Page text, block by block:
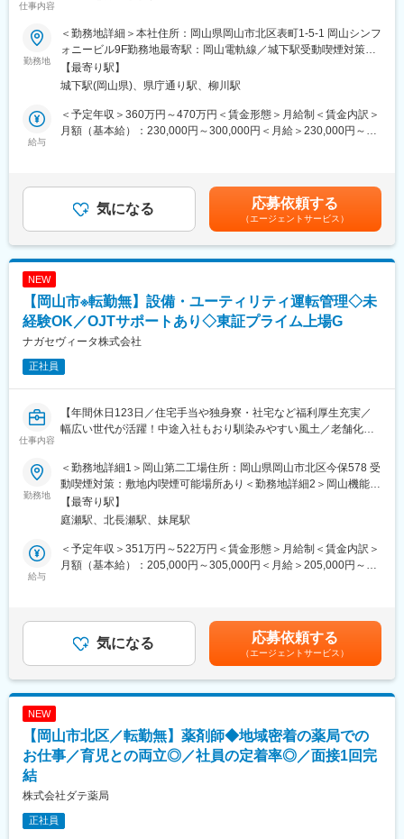
＜勤務場所について＞
本社は岡山のランドマークである岡山シンフォニービルの9階。
シンフォニービルをぐるりと囲む大きな窓からは、岡山のまちを
日本三大庭園の一つ後楽園内にある岡山城もオフィス内から見え
ます。
変更の範囲：会社の定める業務
仕事内容
◎景気に左右されないストックビジネス
◎グループ法人7社を支えるポジションです。
◎経験に合わせて、業務をお任せ
◎全国87拠点展開！！
◎転勤なし
◎30代社長であり、会社と共に成長いただける方を募集しま
す！！
・決算処理、月次決算処理
・各種支払管理
財務経理課 6名（男性3名、女性3名）
■グループの特徴：
・売り上げ105億円／社員数約1,100名
本社は岡山のランドマークである岡山シンフォニービルの9階。
シンフォニービルをぐるりと囲む大きな窓からは、岡山のまちを
一望でき、開放的な気分で働けます。
日本三大庭園の一つ後楽園内にある岡山城もオフィス内から見え
・シンフォニービル1階にコンビニ、書店あり。
・近くには、商店街・百貨店・銀行・郵便局があり便利です。
勤務地
＜勤務地詳細＞本社住所：岡山県岡山市北区表町1-5-1 岡山シンフ
ォニービル9F勤務地最寄駅：岡山電軌線／城下駅受動喫煙対策：
屋内喫煙可能場所あり変更の範囲：無
【最寄り駅】
城下駅(岡山県)、県庁通り駅、柳川駅
給与
＜予定年収＞360万円～470万円＜賃金形態＞月給制＜賃金内訳＞
月額（基本給）：230,000円～300,000円＜月給＞230,000円～
気になる 応募依頼する
（エージェントサービス）
NEW
【岡山市※転勤無】設備・ユーティリティ運転管理◇未
経験OK／OJTサポートあり◇東証プライム上場G
ナガセヴィータ株式会社
正社員
仕事内容
【年間休日123日／住宅手当や独身寮・社宅など福利厚生充実／
幅広い世代が活躍！中途入社もおり馴染みやすい風土／老舗化学
・工場関係の排水運転業務(・監視業務・薬剤補充・脱水機調整・
pH管理（廃薬液処分）・各計器校正、確認・資材受取、現場搬入)
・ボイラー運転業務(・ボイラー監視業務・軟水装置再生、薬剤補
充・現場点検、確認※遠隔改造でも点検義務有)
・変電所業務(・常駐監視業務・特高変電所点検・場内変電設備点
検・力率監視操作・特高変電所操作)
・書類業務（・大気汚染関係・排水運転まとめ・原動関連官庁申
請業務・環境測定・手順書作成、改訂・提案、５Ｓ、ＨＨＫ）
す。2012年にNAGASEグループの一員となり、情報収集や市場開
拓、販売、物流等、商社・長瀬産業が有する幅広い機能のバック
へも踏み出したいと考えています。
（2）当社を特徴付けている酵素、微生物、糖質、色素に関する技
勤務地
＜勤務地詳細1＞岡山第二工場住所：岡山県岡山市北区今保578 受
動喫煙対策：敷地内喫煙可能場所あり＜勤務地詳細2＞岡山機能糖
質工場住所：岡山市北区今保578 受動喫煙対策：敷地内喫煙可能
場所あり変更の範囲：無
【最寄り駅】
庭瀬駅、北長瀬駅、妹尾駅
給与
＜予定年収＞351万円～522万円＜賃金形態＞月給制＜賃金内訳＞
月額（基本給）：205,000円～305,000円＜月給＞205,000円～
支給賃金はあくまでも目安の金額であり、選考を通じて上下する
可能性があります。月給(月額)は固定手当を含めた表記です。
気になる 応募依頼する
（エージェントサービス）
NEW
【岡山市北区／転勤無】薬剤師◆地域密着の薬局での
お仕事／育児との両立◎／社員の定着率◎／面接1回完
結
株式会社ダテ薬局
正社員